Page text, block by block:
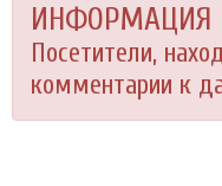
ИНФОРМАЦИЯ
Посетители,
комментарии к